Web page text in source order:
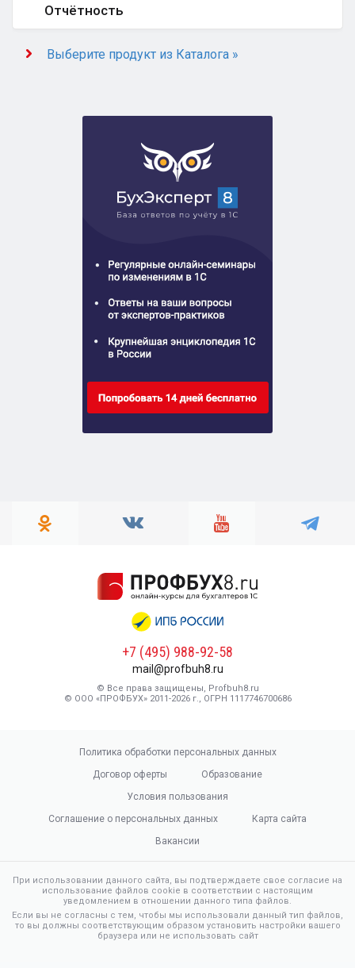
Отчётность
Выберите продукт из Каталога »
+7 (495) 988-92-58
mail@profbuh8.ru
© Все права защищены, Profbuh8.ru
© ООО «ПРОФБУХ» 2011-2026 г., ОГРН 1117746700686
Политика обработки персональных данных
Договор оферты
Образование
Условия пользования
Соглашение о персональных данных
Карта сайта
Вакансии
При использовании данного сайта, вы подтверждаете свое согласие на
использование файлов cookie в соответствии с настоящим
уведомлением в отношении данного типа файлов.
Если вы не согласны с тем, чтобы мы использовали данный тип файлов,
то вы должны соответствующим образом установить настройки вашего
браузера или не использовать сайт